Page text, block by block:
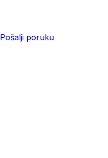
Pošalji poruku